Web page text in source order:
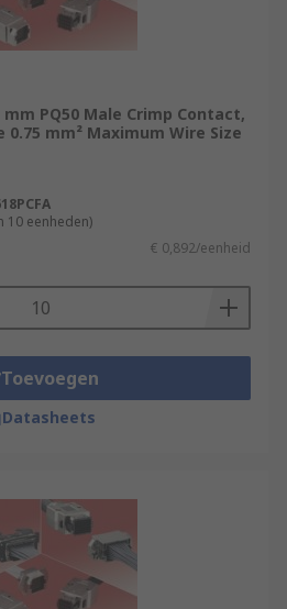
mm PQ50 Male Crimp Contact,
0.75 mm² Maximum Wire Size
10 eenheden)
€ 0,892/eenheid
Toevoegen
Datasheets